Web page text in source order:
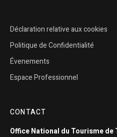
Déclaration relative aux cookies
Politique de Confidentialité
Évenements
Espace Professionnel
CONTACT
Office National du Tourisme de